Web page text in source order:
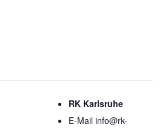
RK Karlsruhe
E-Mail info@rk-